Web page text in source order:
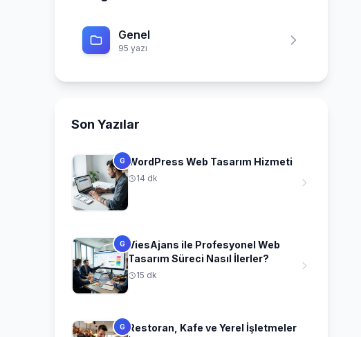
Genel
95 yazı
Son Yazılar
G WordPress Web Tasarım Hizmeti
14 dk
G ViesAjans ile Profesyonel Web
Tasarım Süreci Nasıl İlerler?
15 dk
G Restoran, Kafe ve Yerel İşletmeler